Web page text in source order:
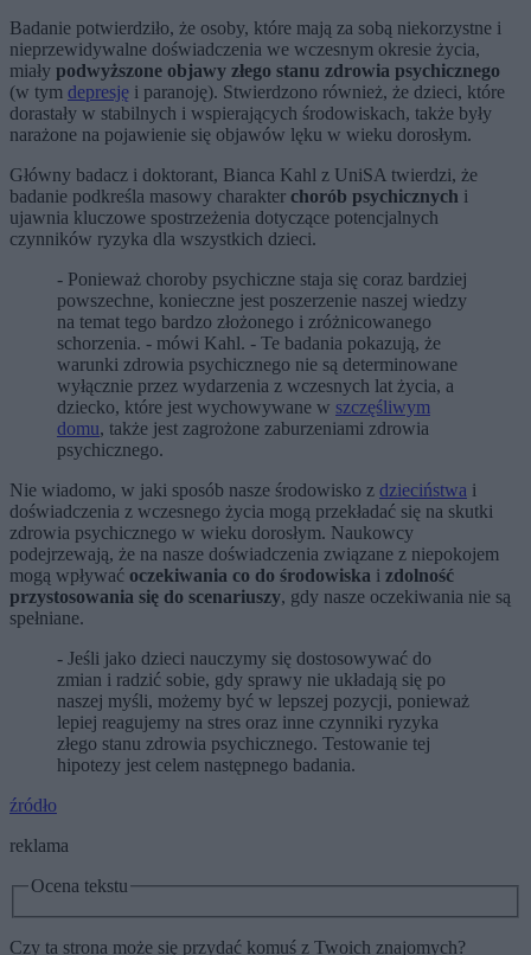
Badanie potwierdziło, że osoby, które mają za sobą niekorzystne i
nieprzewidywalne doświadczenia we wczesnym okresie życia,
miały podwyższone objawy złego stanu zdrowia psychicznego
(w tym depresję i paranoję). Stwierdzono również, że dzieci, które
dorastały w stabilnych i wspierających środowiskach, także były
narażone na pojawienie się objawów lęku w wieku dorosłym.
Główny badacz i doktorant, Bianca Kahl z UniSA twierdzi, że
badanie podkreśla masowy charakter chorób psychicznych i
ujawnia kluczowe spostrzeżenia dotyczące potencjalnych
czynników ryzyka dla wszystkich dzieci.
- Ponieważ choroby psychiczne staja się coraz bardziej
powszechne, konieczne jest poszerzenie naszej wiedzy
na temat tego bardzo złożonego i zróżnicowanego
schorzenia. - mówi Kahl. - Te badania pokazują, że
warunki zdrowia psychicznego nie są determinowane
wyłącznie przez wydarzenia z wczesnych lat życia, a
dziecko, które jest wychowywane w szczęśliwym
domu, także jest zagrożone zaburzeniami zdrowia
psychicznego.
Nie wiadomo, w jaki sposób nasze środowisko z dzieciństwa i
doświadczenia z wczesnego życia mogą przekładać się na skutki
zdrowia psychicznego w wieku dorosłym. Naukowcy
podejrzewają, że na nasze doświadczenia związane z niepokojem
mogą wpływać oczekiwania co do środowiska i zdolność
przystosowania się do scenariuszy, gdy nasze oczekiwania nie są
spełniane.
- Jeśli jako dzieci nauczymy się dostosowywać do
zmian i radzić sobie, gdy sprawy nie układają się po
naszej myśli, możemy być w lepszej pozycji, ponieważ
lepiej reagujemy na stres oraz inne czynniki ryzyka
złego stanu zdrowia psychicznego. Testowanie tej
hipotezy jest celem następnego badania.
źródło
reklama
Ocena tekstu
Czy ta strona może się przydać komuś z Twoich znajomych?